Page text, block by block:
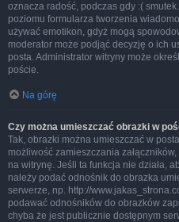
oznacza radość, podczas gdy :(
poziomu formularza tworzenia
używać emotikon, gdyż mogą
moderator może podjąć decyzję o ich
posta. Administrator witryny może
poście.
Na górę
Czy można umieszczać obrazki w
Tak, obrazki można umieszczać w
możliwość zamieszczania
na witrynę. Jeśli ta funkcja nie działa,
należy podać odnośnik do obrazka
serwerze, np. http://
podawać odnośników do obrazków
chyba że jest publicznie dostępnym